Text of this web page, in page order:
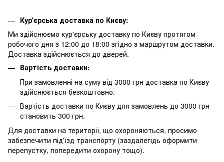
Кур'єрська доставка по Києву:
Ми здійснюємо кур'єрську доставку по Києву протягом
робочого дня з 12:00 до 18:00 згідно з маршрутом доставки.
Доставка здійснюється до дверей.
Вартість доставки:
При замовленні на суму від 3000 грн доставка по Києву
здійснюється безкоштовно.
Вартість доставки по Києву для замовлень до 3000 грн
становить 300 грн.
Для доставки на території, що охороняються, просимо
забезпечити під'їзд транспорту (заздалегідь оформити
перепустку, попередити охорону тощо).